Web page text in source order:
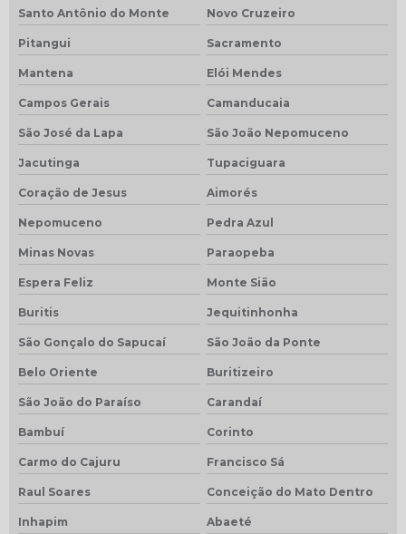
Santo Antônio do Monte Novo Cruzeiro
Pitangui Sacramento
Mantena Elói Mendes
Campos Gerais Camanducaia
São José da Lapa São João Nepomuceno
Jacutinga Tupaciguara
Coração de Jesus Aimorés
Nepomuceno Pedra Azul
Minas Novas Paraopeba
Espera Feliz Monte Sião
Buritis Jequitinhonha
São Gonçalo do Sapucaí São João da Ponte
Belo Oriente Buritizeiro
São João do Paraíso Carandaí
Bambuí Corinto
Carmo do Cajuru Francisco Sá
Raul Soares Conceição do Mato Dentro
Inhapim Abaeté